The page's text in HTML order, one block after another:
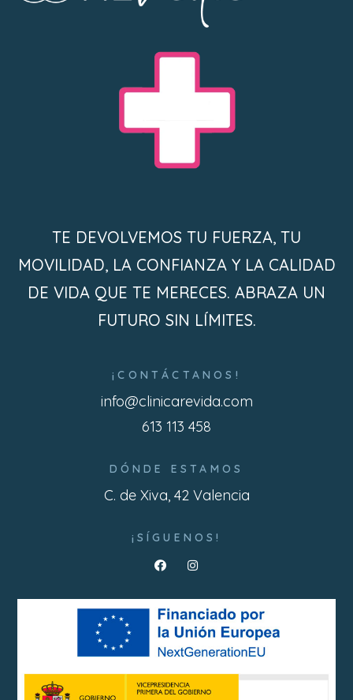
TE DEVOLVEMOS TU FUERZA, TU
MOVILIDAD, LA CONFIANZA Y LA CALIDAD
DE VIDA QUE TE MERECES. ABRAZA UN
FUTURO SIN LÍMITES.
¡CONTÁCTANOS!
info@clinicarevida.com
613 113 458
DÓNDE ESTAMOS
C. de Xiva, 42 Valencia
¡SÍGUENOS!